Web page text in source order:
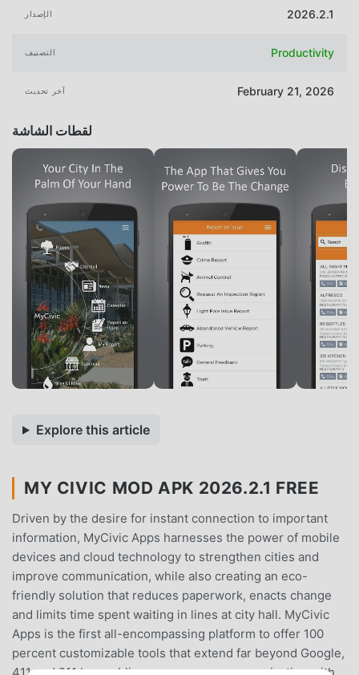
الإصدار 2026.2.1
التصنيف Productivity
آخر تحديث February 21, 2026
لقطات الشاشة
Explore this article
MY CIVIC MOD APK 2026.2.1 FREE
Driven by the desire for instant connection to important
information, MyCivic Apps harnesses the power of mobile
devices and cloud technology to strengthen cities and
improve communication, while also creating an eco-
friendly solution that reduces paperwork, enacts change
and limits time spent waiting in lines at city hall. MyCivic
Apps is the first all-encompassing platform to offer 100
percent customizable tools that extend far beyond Google,